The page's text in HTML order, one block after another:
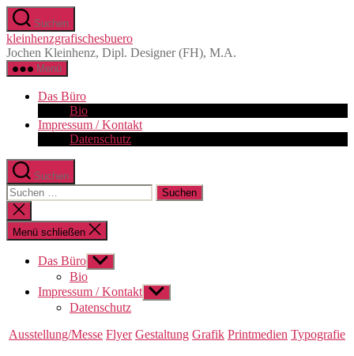
Zum
Inhalt
springen
Suchen
kleinhenzgrafischesbuero
Jochen Kleinhenz, Dipl. Designer (FH), M.A.
Menü
Das Büro
Bio
Impressum / Kontakt
Datenschutz
Suchen
Suchen
nach:
Suche
schließen
Menü schließen
Das Büro Untermenü
anzeigen
Bio
Impressum / Kontakt Untermenü
anzeigen
Datenschutz
Kategorien
Ausstellung/Messe Flyer Gestaltung Grafik Printmedien Typografie